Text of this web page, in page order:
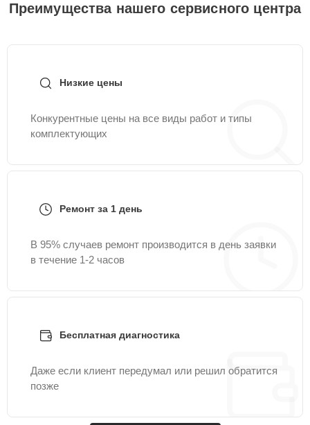
Преимущества нашего сервисного центра
Низкие цены
Конкурентные цены на все виды работ и типы
комплектующих
Ремонт за 1 день
В 95% случаев ремонт производится в день заявки
в течение 1-2 часов
Бесплатная диагностика
Даже если клиент передумал или решил обратится
позже